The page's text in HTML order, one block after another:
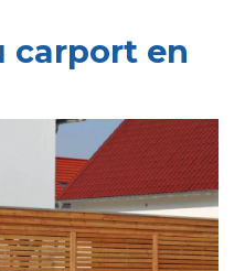
carport en